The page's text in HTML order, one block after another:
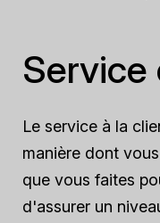
Service
Le service à la
manière dont
que vous faites
d'assurer un